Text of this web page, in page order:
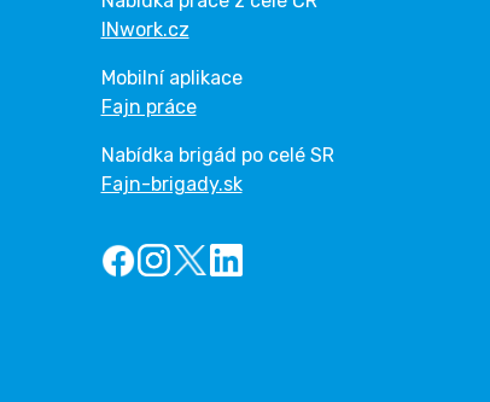
INwork.cz
Mobilní aplikace
Fajn práce
Nabídka brigád po celé SR
Fajn-brigady.sk